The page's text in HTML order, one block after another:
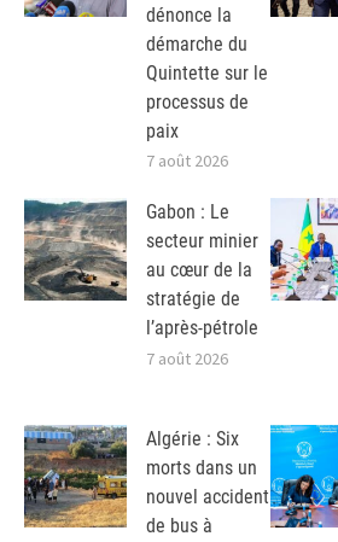
dénonce la
démarche du
Quintette sur le
processus de
paix
7 août 2026
Gabon : Le
secteur minier
au cœur de la
stratégie de
l’après-pétrole
7 août 2026
Algérie : Six
morts dans un
nouvel accident
de bus à